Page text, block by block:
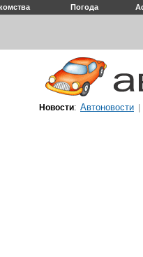
Погода
Новости: Автоновости